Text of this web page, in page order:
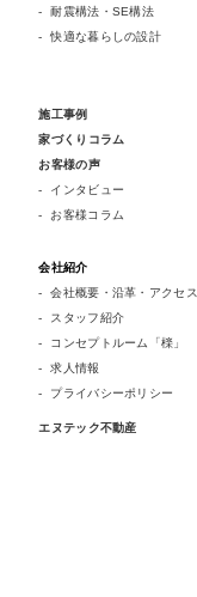
耐震構法・SE構法
快適な暮らしの設計
施工事例
家づくりコラム
お客様の声
インタビュー
お客様コラム
会社紹介
会社概要・沿革・アクセス
スタッフ紹介
コンセプトルーム「檪」
求人情報
プライバシーポリシー
エヌテック不動産